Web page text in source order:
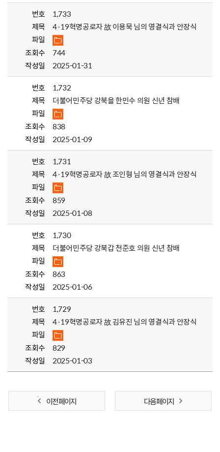
번호
1,733
제목
4·19혁명공로자 故 이용묵 님의 영결식과 안장식
파일
조회수
744
작성일
2025-01-31
번호
1,732
제목
더불어민주당 강북을 한민수 의원 신년 참배
파일
조회수
838
작성일
2025-01-09
번호
1,731
제목
4·19혁명공로자 故 조인형 님의 영결식과 안장식
파일
조회수
859
작성일
2025-01-08
번호
1,730
제목
더불어민주당 강북갑 천준호 의원 신년 참배
파일
조회수
863
작성일
2025-01-06
번호
1,729
제목
4·19혁명공로자 故 김유진 님의 영결식과 안장식
파일
조회수
829
작성일
2025-01-03
이전 페이지 다음 페이지